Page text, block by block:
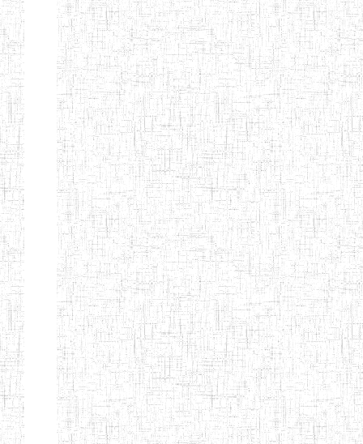
Etablissements
d'enseignement
normal
ENI
Chercher:
Effacer les filtres
Denomination
Type